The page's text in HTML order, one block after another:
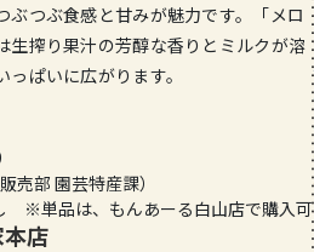
ぶつぶ食感と甘みが魅力です。「メロ
生搾り果汁の芳醇な香りとミルクが溶
ぱいに広がります。
部 園芸特産課）
※単品は、もんあーる白山店で購入可
店